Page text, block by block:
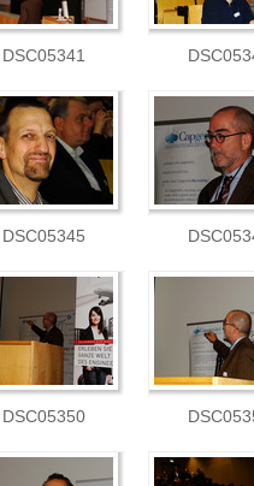
DSC05341
DSC05345
DSC05350